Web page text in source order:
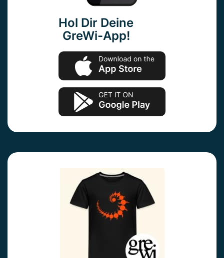
Hol Dir Deine
GreWi-App!